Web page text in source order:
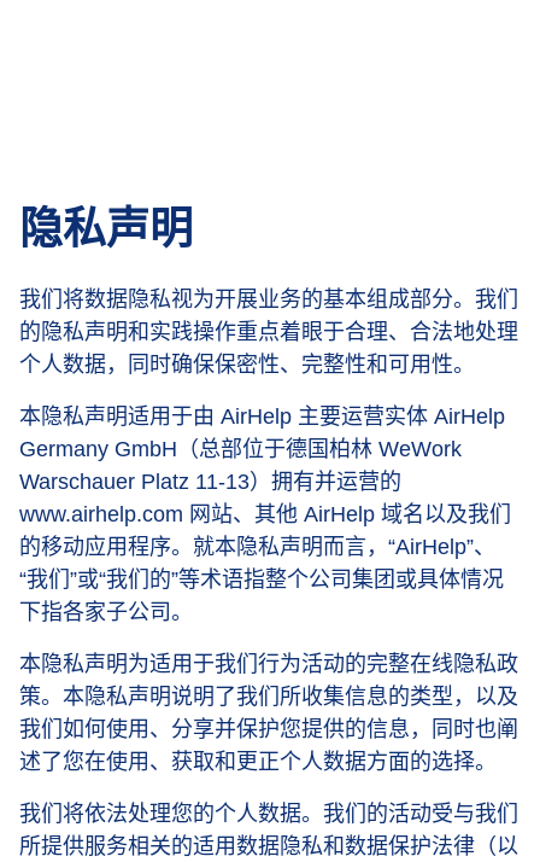
隐私声明
我们将数据隐私视为开展业务的基本组成部分。我们
的隐私声明和实践操作重点着眼于合理、合法地处理
个人数据，同时确保保密性、完整性和可用性。
本隐私声明适用于由 AirHelp 主要运营实体 AirHelp
Germany GmbH（总部位于德国柏林 WeWork
Warschauer Platz 11-13）拥有并运营的
www.airhelp.com 网站、其他 AirHelp 域名以及我们
的移动应用程序。就本隐私声明而言，“AirHelp”、
“我们”或“我们的”等术语指整个公司集团或具体情况
下指各家子公司。
本隐私声明为适用于我们行为活动的完整在线隐私政
策。本隐私声明说明了我们所收集信息的类型，以及
我们如何使用、分享并保护您提供的信息，同时也阐
述了您在使用、获取和更正个人数据方面的选择。
我们将依法处理您的个人数据。我们的活动受与我们
所提供服务相关的适用数据隐私和数据保护法律（以